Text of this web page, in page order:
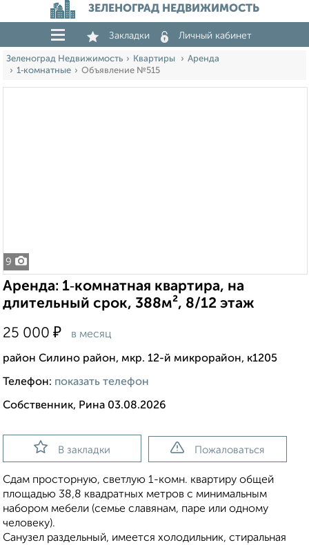
ЗЕЛЕНОГРАД НЕДВИЖИМОСТЬ
Закладки Личный кабинет
Зеленоград Недвижимость Квартиры
Аренда
1‑комнатные
Объявление №515
9
Аренда: 1‑комнатная квартира, на
длительный срок, 388м², 8/12 этаж
25 000 ₽ в месяц
район Силино район, мкр. 12-й микрорайон, к1205
Телефон: показать телефон
Собственник, Рина 03.08.2026
В закладки Пожаловаться
Cдам просторную, светлую 1-комн. квартиру общей
площадью 38,8 квадратных метров с минимальным
набором мебели (семье славянам, паре или одному
человеку).
Санузел раздельный, имеется холодильник, стиральная